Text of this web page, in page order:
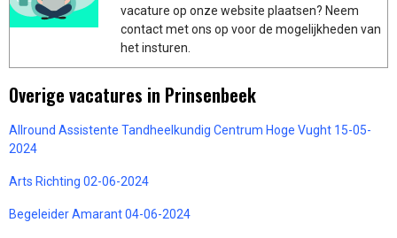
vacature op onze website plaatsen? Neem
contact met ons op voor de mogelijkheden van
het insturen.
Overige vacatures in Prinsenbeek
Allround Assistente Tandheelkundig Centrum Hoge Vught 15-05-
2024
Arts Richting 02-06-2024
Begeleider Amarant 04-06-2024